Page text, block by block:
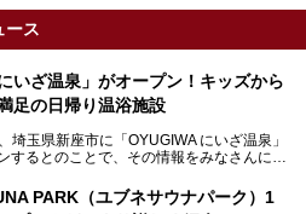
ース
いざ温泉」がオープン！キッズから
足の日帰り温浴施設
埼玉県新座市に「OYUGIWA にいざ温泉」
するとのことで、その情報をみなさんにい
の天然温泉や本格的なサウナをはじめ、4
PARK（ユブネサウナパーク）1